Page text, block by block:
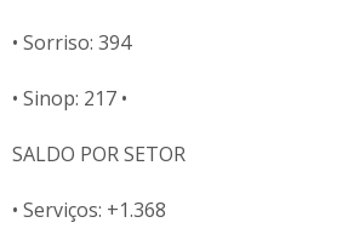
• Sorriso: 394
• Sinop: 217 •
SALDO POR SETOR
• Serviços: +1.368